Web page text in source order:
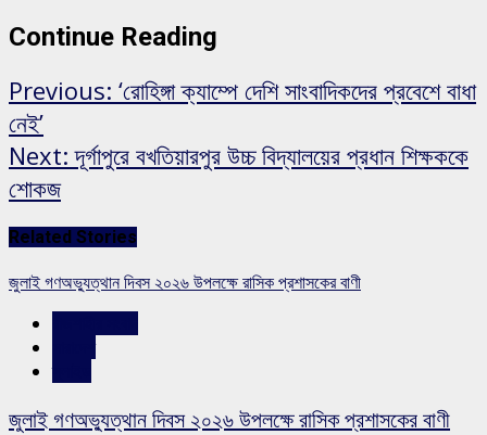
Continue Reading
Previous: ‘রোহিঙ্গা ক্যাম্পে দেশি সাংবাদিকদের প্রবেশে বাধা
নেই’
Next: দূর্গাপুরে বখতিয়ারপুর উচ্চ বিদ্যালয়ের প্রধান শিক্ষককে
শোকজ
Related Stories
জুলাই গণঅভ্যুত্থান দিবস ২০২৬ উপলক্ষে রাসিক প্রশাসকের বাণী
জুলাই গণঅভ্যুত্থান দিবস ২০২৬ উপলক্ষে রাসিক প্রশাসকের বাণী